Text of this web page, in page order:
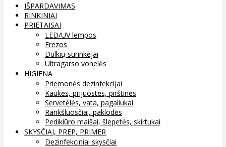
IŠPARDAVIMAS
RINKINIAI
PRIETAISAI
LED/UV lempos
Frezos
Dulkių surinkėjai
Ultragarso vonelės
HIGIENA
Priemonės dezinfekcijai
Kaukės, prijuostės, pirštinės
Servetėlės, vata, pagaliukai
Rankšluosčiai, paklodės
Pedikiūro maišai, šlepetės, skirtukai
SKYSČIAI, PREP, PRIMER
Dezinfekciniai skysčiai